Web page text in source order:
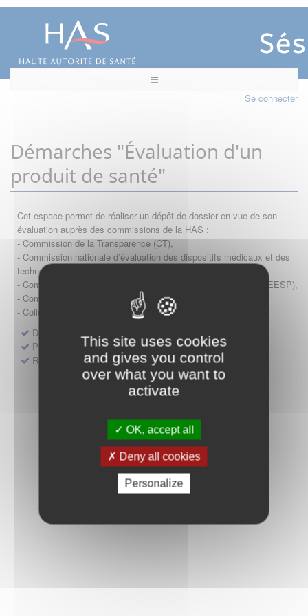
This site uses cookies
and gives you control
over what you want to
activate
OK, accept all
Deny all cookies
Personalize
Se connecter
Démarches "Évaluation d'un
produit de santé"
Cet espace permet de réaliser un dépôt de dossier en vue de son
évaluation auprès des commissions de la HAS :
- Commission de la Transparence (CT),
- Commission nationale d’évaluation des dispositifs médicaux et des
technologies de santé (CNEDiMTS),
- Commission d'évaluation économique et de santé publique (CEESP),
- Commission technique des vaccinations (CTV)
- Collège HAS (Forfait innovation : DM, DM-DIV, actes)
Dépôt d'un dossier pour un produit de santé
Protocoles d'études post-inscription
Rencontres précoces